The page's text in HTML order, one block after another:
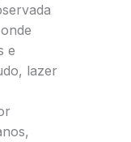
e
lazer